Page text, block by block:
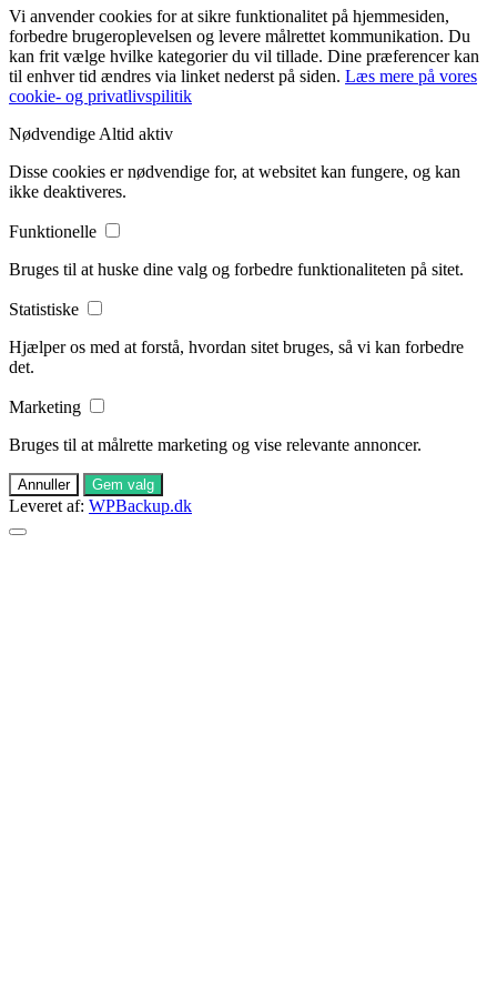
Vi anvender cookies for at sikre funktionalitet på hjemmesiden,
forbedre brugeroplevelsen og levere målrettet kommunikation. Du
kan frit vælge hvilke kategorier du vil tillade. Dine præferencer kan
til enhver tid ændres via linket nederst på siden. Læs mere på vores
cookie- og privatlivspilitik
Nødvendige Altid aktiv
Disse cookies er nødvendige for, at websitet kan fungere, og kan
ikke deaktiveres.
Funktionelle
Bruges til at huske dine valg og forbedre funktionaliteten på sitet.
Statistiske
Hjælper os med at forstå, hvordan sitet bruges, så vi kan forbedre
det.
Marketing
Bruges til at målrette marketing og vise relevante annoncer.
Annuller Gem valg
Leveret af: WPBackup.dk